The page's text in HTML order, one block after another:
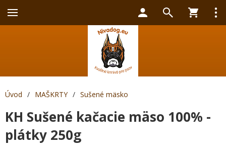
Úvod / MAŠKRTY / Sušené mäsko
KH Sušené kačacie mäso 100% -
plátky 250g